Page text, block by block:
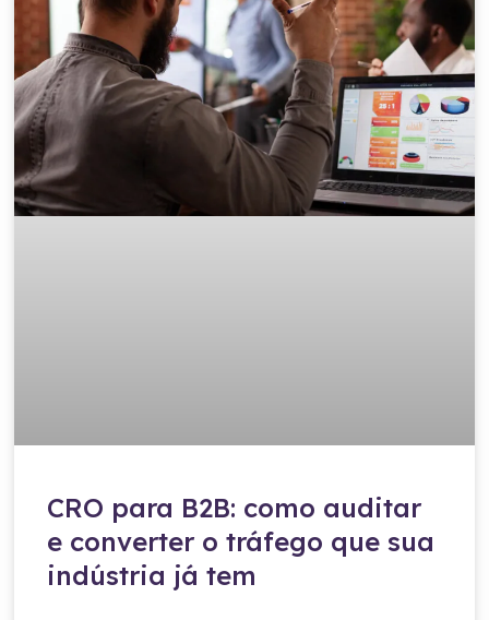
CRO para B2B: como auditar
e converter o tráfego que sua
indústria já tem